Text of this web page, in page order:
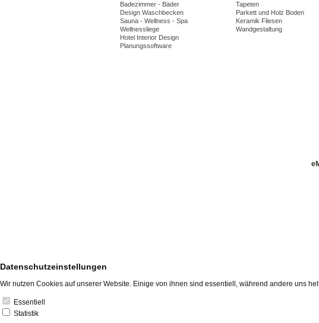
Badezimmer - Bäder
Design Waschbecken
Sauna - Wellness - Spa
Wellnessliege
Hotel Interior Design
Planungssoftware
Tapeten
Parkett und Holz Boden
Keramik Fliesen
Wandgestaltung
Datenschutzeinstellungen
Wir nutzen Cookies auf unserer Website. Einige von ihnen sind essentiell, während andere uns
Essentiell
Statistik